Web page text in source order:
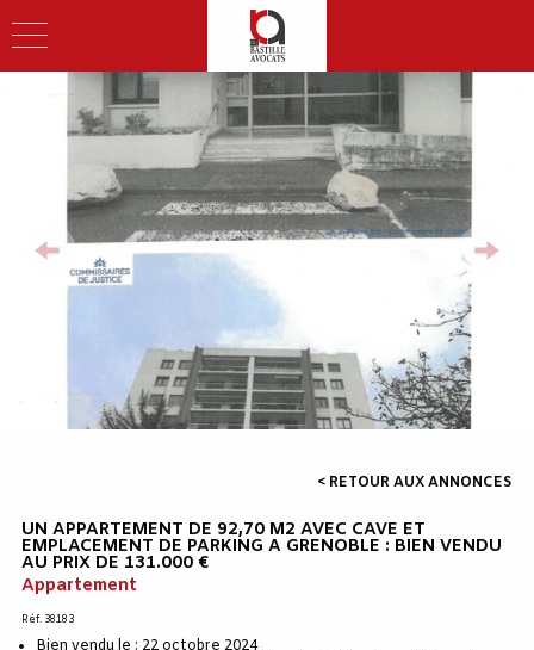
< RETOUR AUX ANNONCES
UN APPARTEMENT DE 92,70 M2 AVEC CAVE ET
EMPLACEMENT DE PARKING A GRENOBLE : BIEN VENDU
AU PRIX DE 131.000 €
Appartement
Réf. 38183